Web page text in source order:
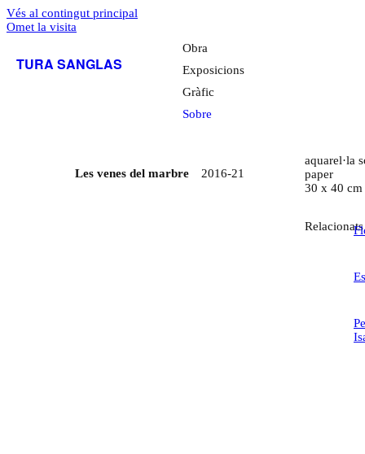
Vés al contingut principal
Omet la visita
TURA SANGLAS
Obra
Exposicions
Gràfic
Sobre
Les venes del marbre 2016-21
aquarel·la
paper
30 x 40 cm
Relacionats